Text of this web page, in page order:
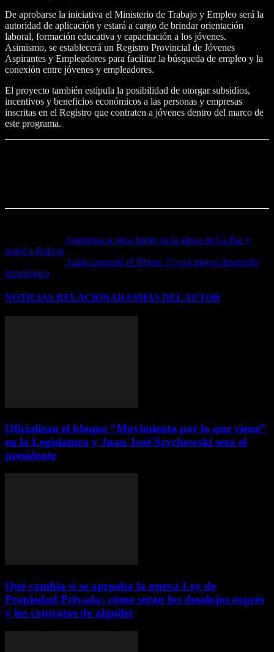
De aprobarse la iniciativa el Ministerio de Trabajo y Empleo será la
autoridad de aplicación y estará a cargo de brindar orientación
laboral, formación educativa y capacitación a los jóvenes.
Asimismo, se establecerá un Registro Provincial de Jóvenes
Aspirantes y Empleadores para facilitar la búsqueda de empleo y la
conexión entre jóvenes y empleadores.
El proyecto también estipula la posibilidad de otorgar subsidios,
incentivos y beneficios económicos a las personas y empresas
inscritas en el Registro que contraten a jóvenes dentro del marco de
este programa.
Argentina se hizo fuerte en la altura de La Paz y
goleó a Bolivia
Apple presentó el iPhone 15 con mayor desarrollo
tecnológico
NOTICIAS RELACIONADASMÁS DEL AUTOR
Oficializan el bloque “Movimiento por lo que viene”
en la Legislatura y Juan José Szychowski será el
presidente
Qué cambia si se aprueba la nueva Ley de
Propiedad Privada: cómo serán los desalojos exprés
y los contratos de alquiler